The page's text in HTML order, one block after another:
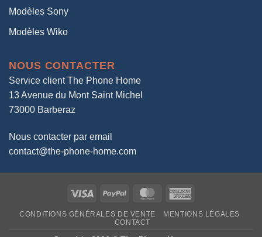
Modèles Sony
Modèles Wiko
NOUS CONTACTER
Service client The Phone Home
13 Avenue du Mont Saint Michel
73000 Barberaz
Nous contacter par email
contact@the-phone-home.com
Visa PayPal MasterCard
CONDITIONS GÉNÉRALES DE VENTE
MENTIONS LÉGALES
CONTACT